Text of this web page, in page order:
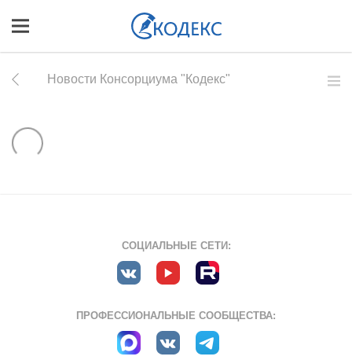
Новости Консорциума "Кодекс"
СОЦИАЛЬНЫЕ СЕТИ:
ПРОФЕССИОНАЛЬНЫЕ СООБЩЕСТВА: